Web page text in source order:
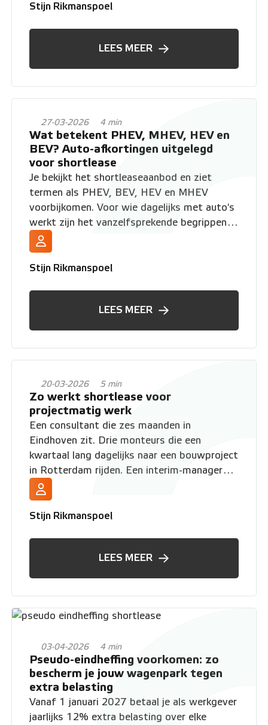
Stijn Rikmanspoel
LEES MEER
27-03-2026 4 min
Wat betekent PHEV, MHEV, HEV en
BEV? Auto-afkortingen uitgelegd
voor shortlease
Je bekijkt het shortleaseaanbod en ziet
termen als PHEV, BEV, HEV en MHEV
voorbijkomen. Voor wie dagelijks met auto's
werkt zijn het vanzelfsprekende begrippen.
Voor wie gewoon een geschikte
shortleaseauto zoekt, is het een wirwar van
letters. In dit artikel leggen we elke
Stijn Rikmanspoel
LEES MEER
20-03-2026 5 min
Zo werkt shortlease voor
projectmatig werk
Een consultant die zes maanden in
Eindhoven zit. Drie monteurs die een
kwartaal lang dagelijks naar een bouwproject
in Rotterdam rijden. Een interim-manager
die tot de zomer het financiële team
versterkt. Allemaal hebben ze tijdelijk een
auto nodig, maar geen van hen past in een
meebeweegt met de duur van het project.
Stijn Rikmanspoel
LEES MEER
03-04-2026 4 min
Pseudo-eindheffing voorkomen: zo
bescherm je jouw wagenpark tegen
extra belasting
Vanaf 1 januari 2027 betaal je als werkgever
jaarlijks 12% extra belasting over elke